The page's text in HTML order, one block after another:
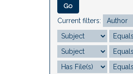
Current filters: